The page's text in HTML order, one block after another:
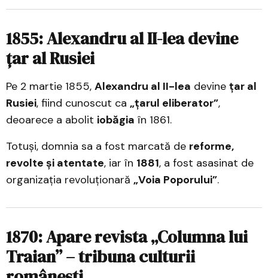
1855: Alexandru al II-lea devine
țar al Rusiei
Pe 2 martie 1855, Alexandru al II-lea devine țar al
Rusiei, fiind cunoscut ca „țarul eliberator”,
deoarece a abolit iobăgia în 1861.
Totuși, domnia sa a fost marcată de reforme,
revolte și atentate, iar în 1881, a fost asasinat de
organizația revoluționară „Voia Poporului”.
1870: Apare revista „Columna lui
Traian” – tribuna culturii